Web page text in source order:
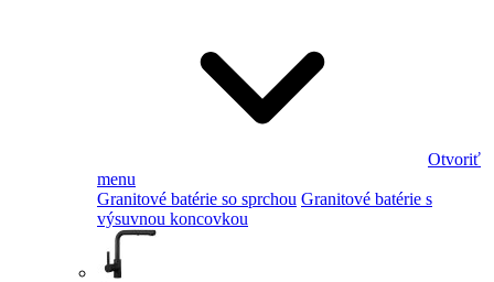
Otvoriť
menu
Granitové batérie so sprchou Granitové batérie s
výsuvnou koncovkou